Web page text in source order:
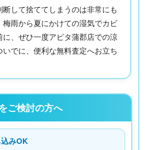
断して捨ててしまうのは非常にも
梅雨から夏にかけての湿気でカビ
に、ぜひ一度アピタ蒲郡店での涼
いでに、便利な無料査定へお立ち
ご検討の方へ
みOK